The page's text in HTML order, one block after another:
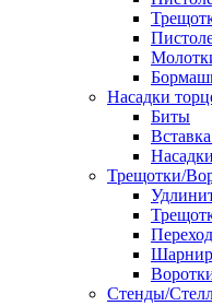
Насадки
Биты
Трещотки/
Стенды/